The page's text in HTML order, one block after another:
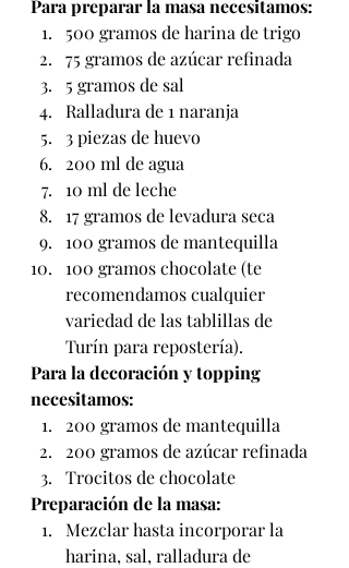
Para preparar la masa necesitamos:
500 gramos de harina de trigo
75 gramos de azúcar refinada
5 gramos de sal
Ralladura de 1 naranja
3 piezas de huevo
200 ml de agua
10 ml de leche
17 gramos de levadura seca
100 gramos de mantequilla
100 gramos chocolate (te
recomendamos cualquier
variedad de las tablillas de
Turín para repostería).
Para la decoración y topping
necesitamos:
200 gramos de mantequilla
200 gramos de azúcar refinada
Trocitos de chocolate
Preparación de la masa:
Mezclar hasta incorporar la
harina, sal, ralladura de